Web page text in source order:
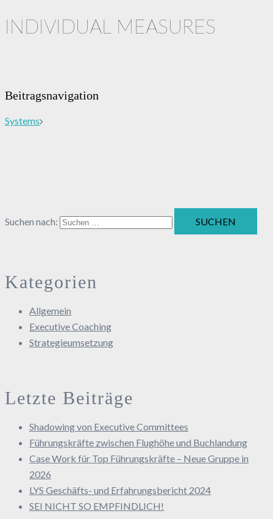
INDIVIDUAL MEASURES
Beitragsnavigation
Systems
Suchen nach:
Kategorien
Allgemein
Executive Coaching
Strategieumsetzung
Letzte Beiträge
Shadowing von Executive Committees
Führungskräfte zwischen Flughöhe und Buchlandung
Case Work für Top Führungskräfte – Neue Gruppe in
2026
LYS Geschäfts- und Erfahrungsbericht 2024
SEI NICHT SO EMPFINDLICH!